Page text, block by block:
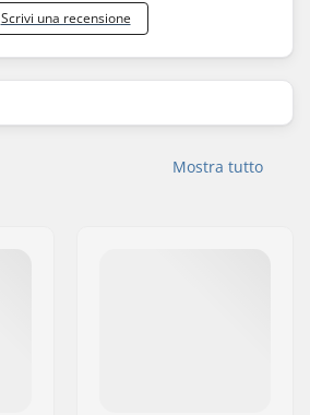
Scrivi una recensione
Mostra tutto